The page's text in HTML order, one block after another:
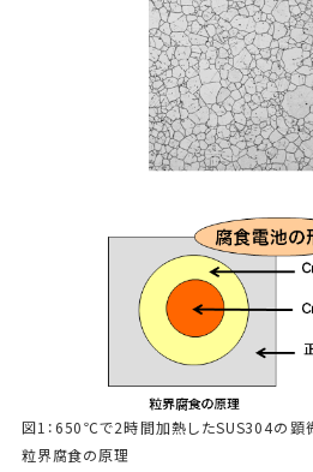
図1：650℃で2時間加熱したSUS304の顕
粒界腐食の原理